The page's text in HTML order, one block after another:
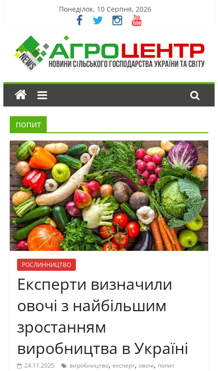
Понеділок, 10 Серпня, 2026
попит
РОСЛИННИЦТВО
Експерти визначили
овочі з найбільшим
зростанням
виробництва в Україні
24.11.2025 виробництво, експерт, овочі, попит